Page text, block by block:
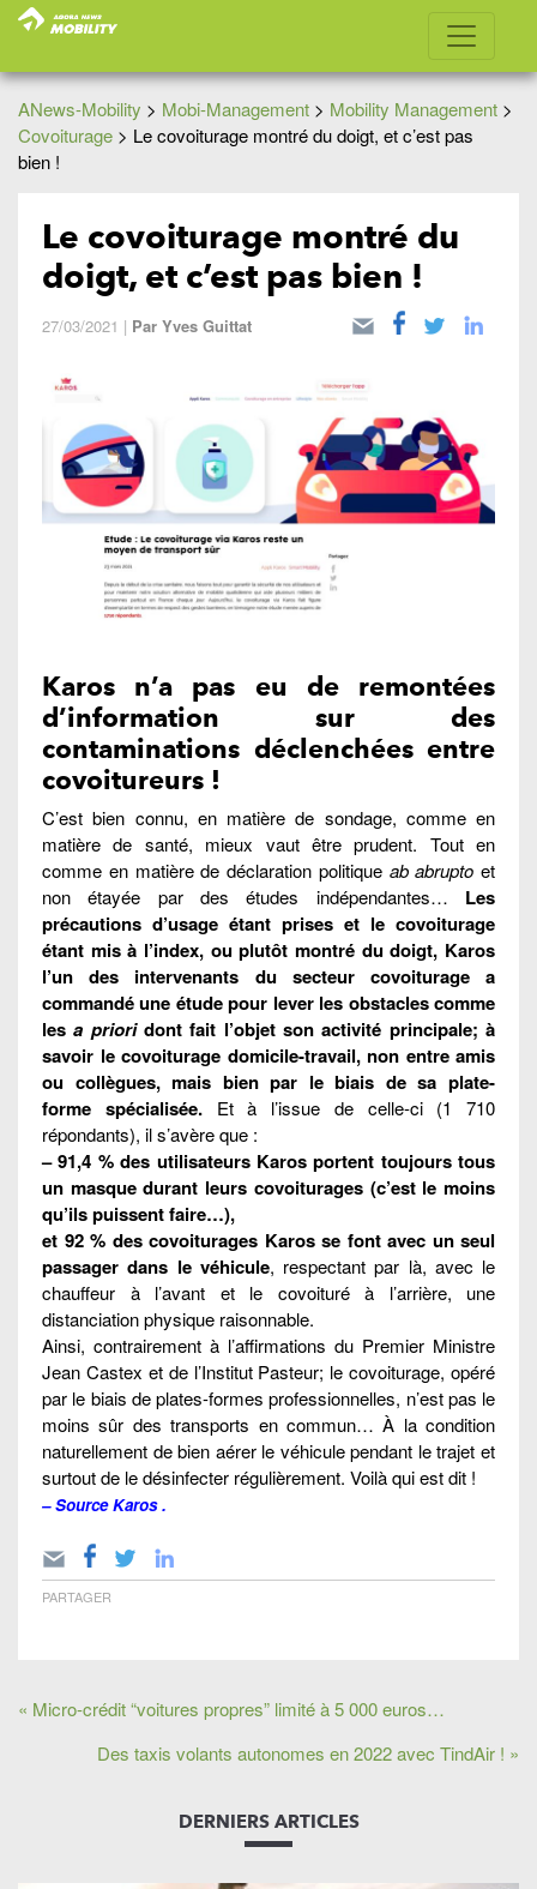
ANews-Mobility > Mobi-Management > Mobility Management >
Covoiturage > Le covoiturage montré du doigt, et c’est pas
bien !
Le covoiturage montré du
doigt, et c’est pas bien !
27/03/2021 | Par Yves Guittat
Karos n’a pas eu de remontées
d’information sur des
contaminations déclenchées entre
covoitureurs !
C’est bien connu, en matière de sondage, comme en
matière de santé, mieux vaut être prudent. Tout en
comme en matière de déclaration politique ab abrupto et
non étayée par des études indépendantes… Les
précautions d’usage étant prises et le covoiturage
étant mis à l’index, ou plutôt montré du doigt, Karos
l’un des intervenants du secteur covoiturage a
commandé une étude pour lever les obstacles comme
lesa prioridont fait l’objet son activité principale; à
savoir le covoiturage domicile-travail, non entre amis
ou collègues, mais bien par le biais de sa plate-
forme spécialisée.Et à l’issue de celle-ci (1 710
répondants), il s’avère que :
– 91,4 % des utilisateurs Karos portent toujours tous
un masque durant leurs covoiturages (c’est le moins
qu’ils puissent faire…),
et 92 % des covoiturages Karos se font avec un seul
passager dans le véhicule, respectant par là, avec le
chauffeur à l’avant et le covoituré à l’arrière, une
distanciation physique raisonnable.
Ainsi, contrairement à l’affirmations du Premier Ministre
Jean Castex et de l’Institut Pasteur; le covoiturage, opéré
par le biais de plates-formes professionnelles, n’est pas le
moins sûr des transports en commun… À la condition
naturellement de bien aérer le véhicule pendant le trajet et
surtout de le désinfecter régulièrement. Voilà qui est dit !
– SourceKaros.
PARTAGER
« Micro-crédit “voitures propres” limité à 5 000 euros…
Des taxis volants autonomes en 2022 avec TindAir ! »
DERNIERS ARTICLES